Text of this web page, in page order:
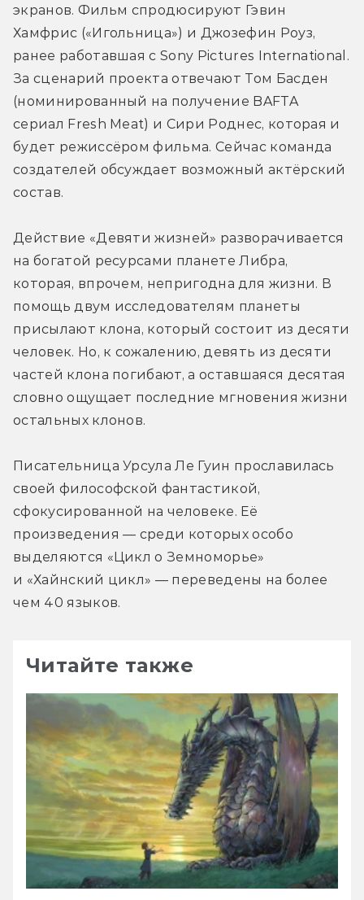
экранов. Фильм спродюсируют Гэвин
Хамфрис («Игольница») и Джозефин Роуз,
ранее работавшая с Sony Pictures International.
За сценарий проекта отвечают Том Басден
(номинированный на получение BAFTA
сериал Fresh Meat) и Сири Роднес, которая и
будет режиссёром фильма. Сейчас команда
создателей обсуждает возможный актёрский
состав.
Действие «Девяти жизней» разворачивается
на богатой ресурсами планете Либра,
которая, впрочем, непригодна для жизни. В
помощь двум исследователям планеты
присылают клона, который состоит из десяти
человек. Но, к сожалению, девять из десяти
частей клона погибают, а оставшаяся десятая
словно ощущает последние мгновения жизни
остальных клонов.
Писательница Урсула Ле Гуин прославилась
своей философской фантастикой,
сфокусированной на человеке. Её
произведения — среди которых особо
выделяются «Цикл о Земноморье»
и «Хайнский цикл» — переведены на более
чем 40 языков.
Читайте также